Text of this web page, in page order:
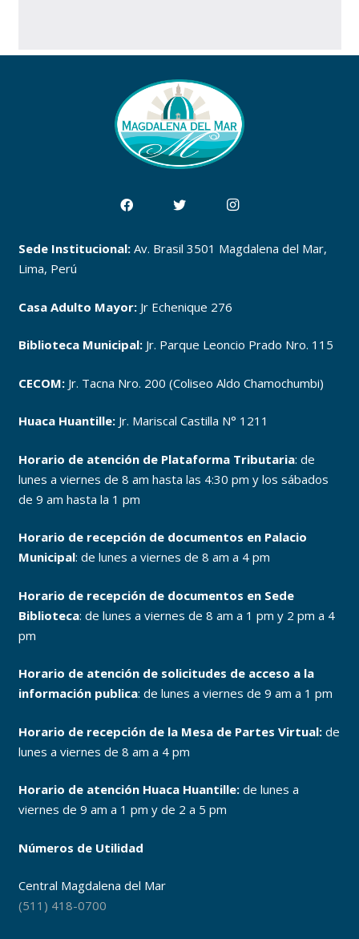
Sede Institucional:Av. Brasil 3501 Magdalena del Mar,
Lima, Perú
Casa Adulto Mayor:Jr Echenique 276
Biblioteca Municipal:Jr. Parque Leoncio Prado Nro. 115
CECOM:Jr. Tacna Nro. 200 (Coliseo Aldo Chamochumbi)
Huaca Huantille: Jr. Mariscal Castilla N° 1211
Horario de atención de Plataforma Tributaria: de
lunes a viernes de 8 am hasta las 4:30 pm y los sábados
de 9 am hasta la 1 pm
Horario de recepción de documentos en Palacio
Municipal: de lunes a viernes de 8 am a 4 pm
Horario de recepción de documentos en Sede
Biblioteca: de lunes a viernes de 8 am a 1 pm y 2 pm a 4
pm
Horario de atención de solicitudes de acceso a la
información publica: de lunes a viernes de 9 am a 1 pm
Horario de recepción de la Mesa de Partes Virtual:de
lunes a viernes de 8 am a 4 pm
Horario de atención Huaca Huantille:de lunes a
viernes de 9 am a 1 pm y de 2 a 5 pm
Números de Utilidad
Central Magdalena del Mar
(511) 418-0700